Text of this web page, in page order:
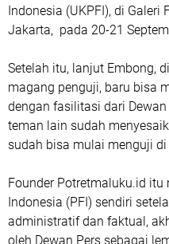
Indonesia (UKPFI), di Galeri
Jakarta, pada 20-21
Setelah itu, lanjut Embong,
magang penguji, baru bisa
dengan fasilitasi dari
teman lain sudah
sudah bisa mulai menguji di
Founder Potretmaluku.id
Indonesia (PFI) sendiri
administratif dan faktual,
oleh Dewan Pers sebagai